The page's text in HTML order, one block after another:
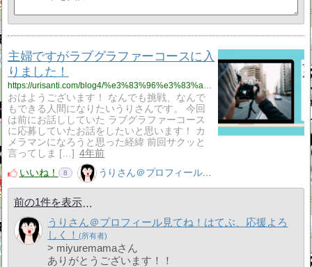
主婦ですがラブグラファーコースに入
りました！
https://urisanti.com/blog4/%e3%83%96%e3%83%ad%e3%82%b0/
おはようございます！ なんでも挑戦、なんで
もできる人間になりたいうりさんです。 今回
は前にお話ししていた ラブグラファーコース
に応募していたお話をしたいと思います！ カ
メラマンになろうと思った経緯 前回サクッと
言ってしま […]
4年前
いいね！
8 うりさん＠プロフィール見てね！はてぶ、応援よろしく！
前の1件を表示
うりさん＠プロフィール見てね！はてぶ、応援よろ
しく！
> miyuremamaさん
ありがとうございます！！